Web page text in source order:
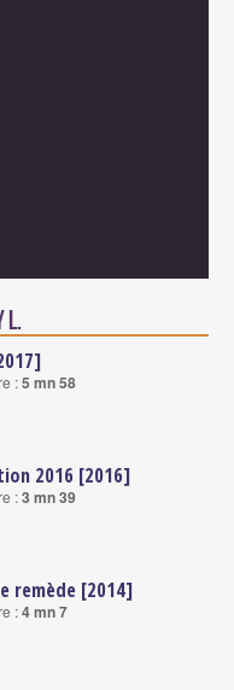
L.
:5 mn 58
2016 [2016]
:3 mn 39
remède [2014]
:4 mn 7